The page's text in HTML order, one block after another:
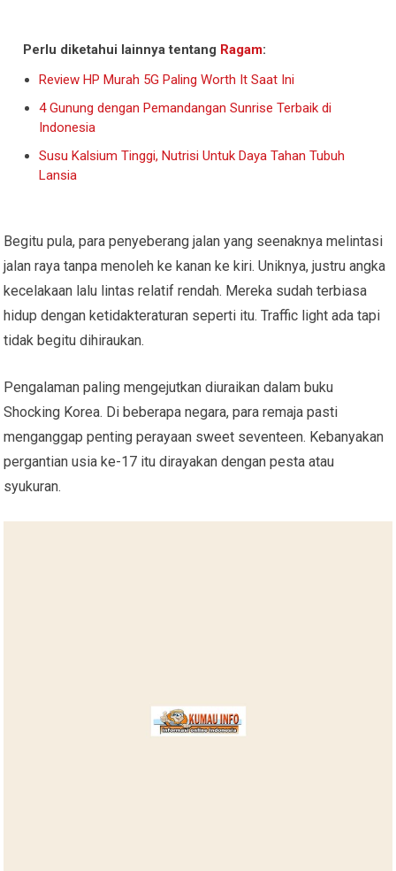
Perlu diketahui lainnya tentang Ragam:
Review HP Murah 5G Paling Worth It Saat Ini
4 Gunung dengan Pemandangan Sunrise Terbaik di
Indonesia
Susu Kalsium Tinggi, Nutrisi Untuk Daya Tahan Tubuh
Lansia
Begitu pula, para penyeberang jalan yang seenaknya melintasi
jalan raya tanpa menoleh ke kanan ke kiri. Uniknya, justru angka
kecelakaan lalu lintas relatif rendah. Mereka sudah terbiasa
hidup dengan ketidakteraturan seperti itu. Traffic light ada tapi
tidak begitu dihiraukan.
Pengalaman paling mengejutkan diuraikan dalam buku
Shocking Korea. Di beberapa negara, para remaja pasti
menganggap penting perayaan sweet seventeen. Kebanyakan
pergantian usia ke-17 itu dirayakan dengan pesta atau
syukuran.